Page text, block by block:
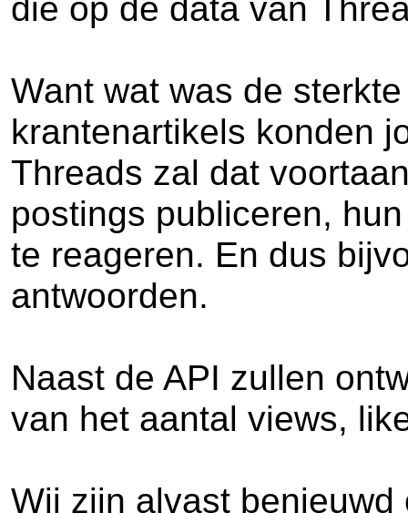
die op de data van
Want wat was de
krantenartikels konden
Threads zal dat
postings publiceren,
te reageren. En dus
antwoorden.
Naast de API zullen
van het aantal views,
Wij zijn alvast